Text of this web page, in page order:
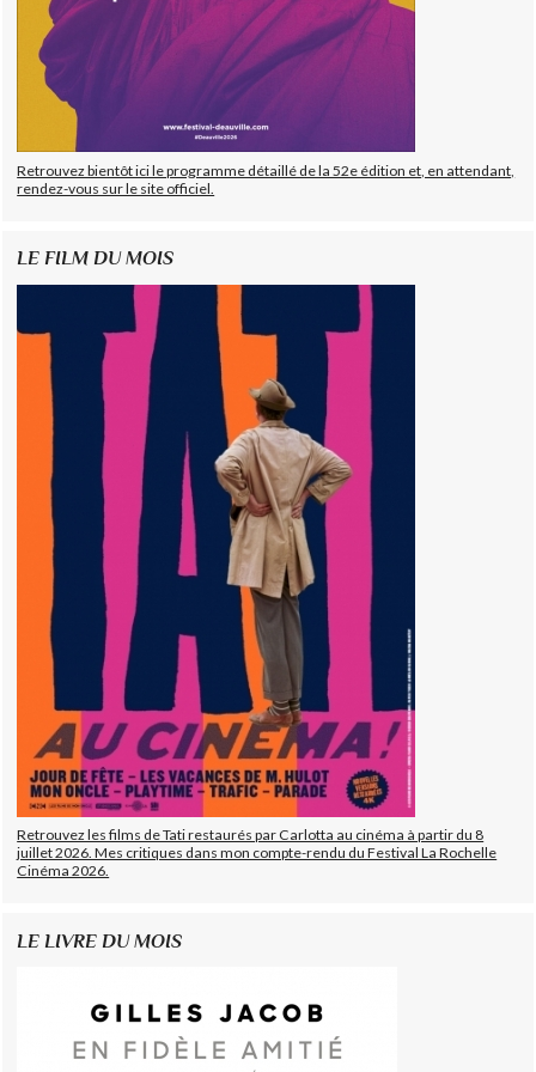
Retrouvez bientôt ici le programme détaillé de la 52e édition et, en attendant,
rendez-vous sur le site officiel.
LE FILM DU MOIS
Retrouvez les films de Tati restaurés par Carlotta au cinéma à partir du 8
juillet 2026. Mes critiques dans mon compte-rendu du Festival La Rochelle
Cinéma 2026.
LE LIVRE DU MOIS